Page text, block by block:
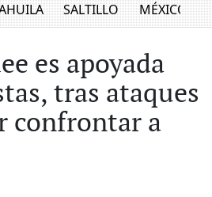
SALTILLO MÉXICO
es apoyada
tras ataques
confrontar a